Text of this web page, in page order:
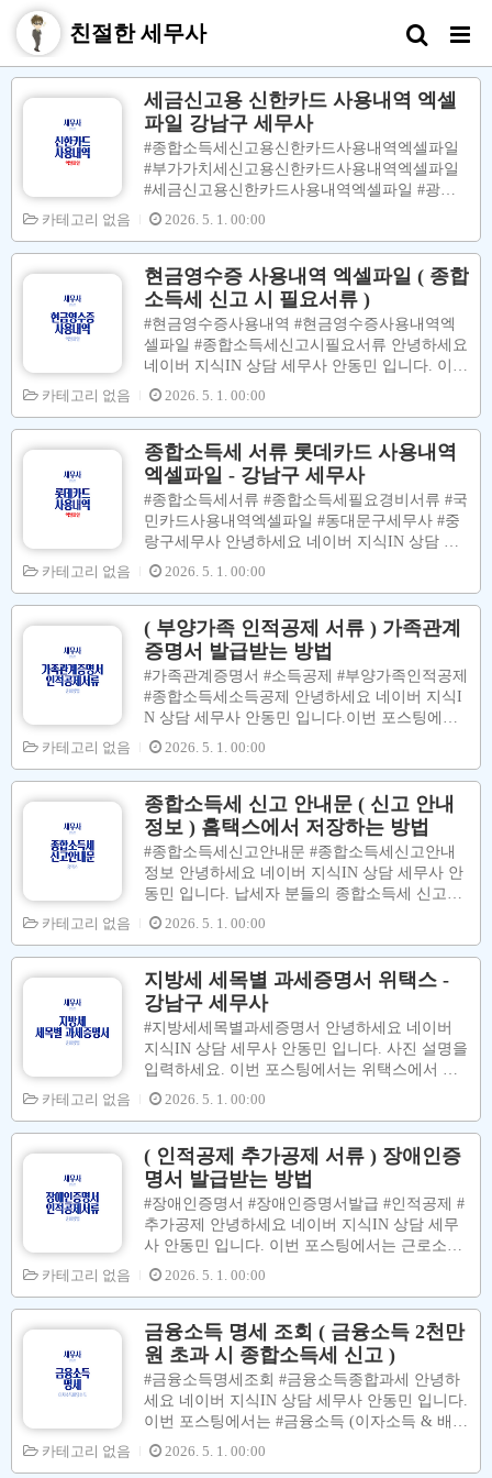
친절한 세무사
세금신고용 신한카드 사용내역 엑셀
파일 강남구 세무사
#종합소득세신고용신한카드사용내역엑셀파일
#부가가치세신고용신한카드사용내역엑셀파일
#세금신고용신한카드사용내역엑셀파일 #광진
구세무사 안녕하세요 네이버 지식IN 상담 세무
신고) 할 때 필요경비 (매입세액공제) 대상인 #
세금신고용 #신용카드사용내역엑셀파일 중 사
업 관련성 있는 내역들을 장부 및 신고서에 반여
을 하면 종합소득세 (부가가치세) 절세신고를 할
수 있습니다. [ 수입금액 ( Fix ) 상태 ] 필요경비
↑ → 소득금액 ↓ → 종합소득세(부가가치세) ↓
→ 지방소득세 ↓ → 건강보험료 및 국민연금보
험료 ↓ 이번 포스팅에서는 #신한카드사용내역
을 #엑셀파일로 다운로드 하는 방법에 대하여
설명을 합니다. 아래 그림대로 따라하시면 쉽게
다운로드할 수 있습니다. 고객..
카테고리 없음 2026. 5. 1. 00:00
현금영수증 사용내역 엑셀파일 ( 종합
소득세 신고 시 필요서류 )
#현금영수증사용내역 #현금영수증사용내역엑
셀파일 #종합소득세신고시필요서류 안녕하세요
네이버 지식IN 상담 세무사 안동민 입니다. 이번
포스팅에서는 홈택스 사이트에서 #현금영수증
설명을 합니다. 월별로 다운 받아서 하나의 파일
로 합쳐서 제출해주시길 바랍니다. 00. 홈택스
사이트 접속 [ 홈택스 사이트 ] ↓↓↓↓↓ https://hom
etax.go.kr/websquare/websquare.html?w2xPath=/ui/
pp/index_pp.xml 국세청 홈택스 hometax.go.kr 01.
공동금융인증 메뉴 클릭 - 인증서 선택 - 비밀번
호 입력 - 확인 버튼 클릭02. 계산서영수증카드
메뉴 클릭 - 현금영수증(근로자소비자) 메뉴 클
릭 - 근로자소비자 조회변경 메..
카테고리 없음 2026. 5. 1. 00:00
종합소득세 서류 롯데카드 사용내역
엑셀파일 - 강남구 세무사
#종합소득세서류 #종합소득세필요경비서류 #국
민카드사용내역엑셀파일 #동대문구세무사 #중
랑구세무사 안녕하세요 네이버 지식IN 상담 세
무사 안동민 입니다. 종합소득세 신고 (부가가치
있는 세금신고용 신용카드 사용내역 엑셀파일
을 다운로드 하는 방법에 대하여 설명을 합니다.
신용카드 사용내역 엑셀파일 중 사업 관련성 있
는 사용내역을 누락없이 장부에 반영하여 신고
하는 것이 종합소득세 (부가가치세) 절세신고 하
는데 있어서 가장 중요 합니다. [ 수입금액 (Fix)
상태 ] 종합소득세 납부세액(환급세액) 계산구
조 [(수입금액 - 필요경비) - 소득공제] X 세율 -
세액공제 - 세액감면 - 기납부세액 필요경비 ↑
→ 소득금액 ↓ → 종합소득세(부가가치세) ↓ →
지방소..
카테고리 없음 2026. 5. 1. 00:00
( 부양가족 인적공제 서류 ) 가족관계
증명서 발급받는 방법
#가족관계증명서 #소득공제 #부양가족인적공제
#종합소득세소득공제 안녕하세요 네이버 지식I
N 상담 세무사 안동민 입니다.이번 포스팅에서
는 근로소득자, 사업소득자, 프리랜서 분들의 종
해 필요한 서류인 가족관계증명서 발급받는 방
법에 대하여 설명을 합니다 부양가족공제대상
적용 요건은 아래 그림을 참고 하시면 됩니다.
기존공제대상자가 되기 위해서는 기본적인 요건
이 충족되야 하는데 크케 나이요건과 소득요건
이 있습니다. 위 그림을 참고하시면 됩니다. 이
하에서는 등본을 발급받는 방법에 대해서 설명
을 합니다. 00. 대법인 전자가족관계등록시스템
접속 https://efamily.scourt.go.kr/index.jsp 대한민
국 법원 전자가족관계등록시스템사용자지원센
터 ..
카테고리 없음 2026. 5. 1. 00:00
종합소득세 신고 안내문 ( 신고 안내
정보 ) 홈택스에서 저장하는 방법
#종합소득세신고안내문 #종합소득세신고안내
정보 안녕하세요 네이버 지식IN 상담 세무사 안
동민 입니다. 납세자 분들의 종합소득세 신고를
정확히 하려면 우선적으로 아래와 같은 내용을
기장의무 & 경비율 파악 소득공제항목 & 세액
공제항목 무기장 (무신고) 가산세 대사여 여부
신고 시 도움이 되는 정보 안내 유무 등등 ] 위와
같은 정보는 #종합소득세신고안내문 에서 확인
을 할 수 있습니다. 이번 포스팅에서는 홈택스
사이트에서 #종합소득세신고안내문을 조회한
후 PDF파일로 저장 하는 방법에 대하여 설명 합
니다. [ 종합소득세 신고 안내 정보 ] 매우 중요
한 서류 입니다. 안내유형 ex) 간편장부대상자
기준경비율, 복식부기의무자 기준경비율 간편장
부대상자 단순경비율 신고..
카테고리 없음 2026. 5. 1. 00:00
지방세 세목별 과세증명서 위택스 -
강남구 세무사
#지방세세목별과세증명서 안녕하세요 네이버
지식IN 상담 세무사 안동민 입니다. 사진 설명을
입력하세요. 이번 포스팅에서는 위택스에서 지
방세세목별과세증명서 를 조회 및 저장 하는 법
시면 쉽게 준비할 수 있습니다. 00. 위택스 사이
트 접속 출처 입력 [ 위택스 사이트 ] ↓↓↓↓↓ http
s://www.wetax.go.kr/main.do지방세, 위택스에서
더욱 더 쉽고 편리한 서비스를 만나 보세요 htt
p://www.wetax.go.kr01. 로그인 버튼 클릭 출처
입력 사진 설명을 입력하세요. 02. 회원 로그인
메뉴 클릭 출처 입력 사진 설명을 입력하세요. 0
3. 공동인증서 버튼 클릭 - 인증서 선택 - 비밀번
호 입력 - 확인 버튼 클릭 출처 입력 사진 설..
카테고리 없음 2026. 5. 1. 00:00
( 인적공제 추가공제 서류 ) 장애인증
명서 발급받는 방법
#장애인증명서 #장애인증명서발급 #인적공제 #
추가공제 안녕하세요 네이버 지식IN 상담 세무
사 안동민 입니다. 이번 포스팅에서는 근로소득
자, 사업소득자, 프리랜서 분들의 종합소득세 신
류인 장애인증명서 발급받는 방법에 대하여 설
명을 합니다. 장애인 증명서 또는 복지카드 가
있으면 기본공제액 150만원 플러스 추가공제액
200만원 을 더 공제 받을 수 있습니다. 부양가족
공제대상 적용 요건은 아래 그림을 참고하시면
됩니다. 장애인공제를 받으려면 기본공제대상자
적용요건이 충족되어야 받을 수 있습니다. 위 그
림을 참고하시면 됩니다. 이하에서는 장애인증
카테고리 없음 2026. 5. 1. 00:00
금융소득 명세 조회 ( 금융소득 2천만
원 초과 시 종합소득세 신고 )
#금융소득명세조회 #금융소득종합과세 안녕하
세요 네이버 지식IN 상담 세무사 안동민 입니다.
이번 포스팅에서는 #금융소득 (이자소득 & 배당
소득) 이 2천만원 초과이신 분들은 다른 소득과
카테고리 없음 2026. 5. 1. 00:00